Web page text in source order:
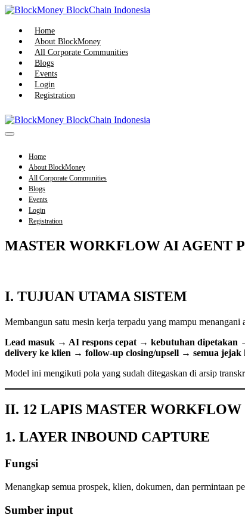
Skip
content
Home
About BlockMoney
All Corporate Communities
Blogs
Events
Login
Registration
Menu
Home
About BlockMoney
All Corporate Communities
Blogs
Events
Login
Registration
MASTER WORKFLOW AI AGENT
I. TUJUAN UTAMA SISTEM
Membangun satu mesin kerja terpadu yang mampu
Lead masuk → AI respons cepat → kebutuhan
delivery ke klien → follow-up closing/upsell → semua jejak
Model ini mengikuti pola yang sudah ditegaskan di arsip
II. 12 LAPIS MASTER WORKFLOW
1. LAYER INBOUND CAPTURE
Fungsi
Menangkap semua prospek, klien, dokumen, dan permintaan
Sumber input